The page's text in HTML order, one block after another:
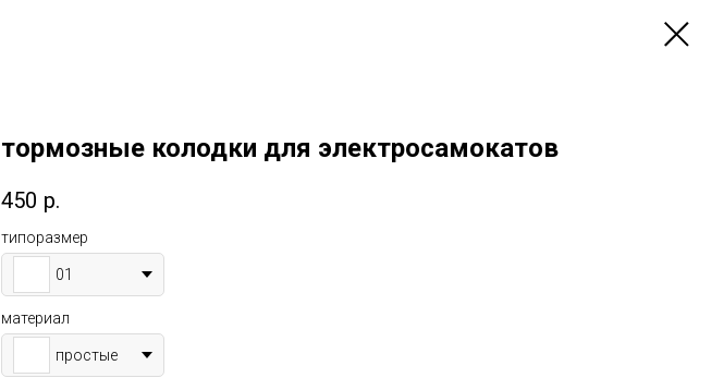
тормозные колодки для электросамокатов
450 р.
типоразмер
01
материал
простые